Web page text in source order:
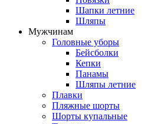
Шапки летние
Шляпы
Мужчинам
Головные уборы
Бейсболки
Кепки
Панамы
Шляпы летние
Плавки
Пляжные шорты
Шорты купальные